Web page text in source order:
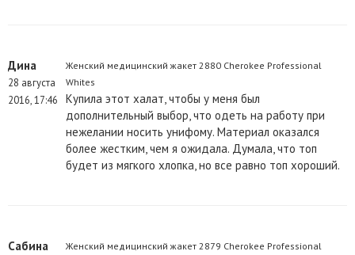
Дина
28 августа
2016, 17:46
Женский медицинский жакет 2880 Cherokee Professional
Whites
Купила этот халат, чтобы у меня был
дополнительный выбор, что одеть на работу при
нежелании носить унифому. Материал оказался
более жестким, чем я ожидала. Думала, что топ
будет из мягкого хлопка, но все равно топ хороший.
Сабина
Женский медицинский жакет 2879 Cherokee Professional